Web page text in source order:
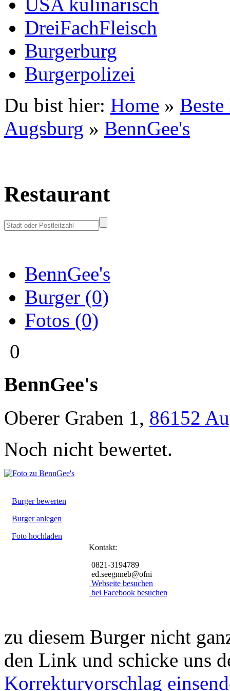
DreiFachFleisch
Burgerburg
Burgerpolizei
Du bist hier: Home »
Augsburg » BennGee's
Restaurant
BennGee's
Burger (0)
Fotos (0)
0
BennGee's
Oberer Graben 1, 86152
Noch nicht bewertet.
Burger bewerten
Burger anlegen
Foto hochladen
Kontakt:
0821-3194789
ed.seegnneb@ofni
Webseite besuchen
bei Facebook besuchen
zu diesem Burger nicht
den Link und schicke uns
Korrekturvorschlag